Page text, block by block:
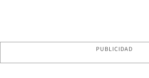
PUBLICIDAD